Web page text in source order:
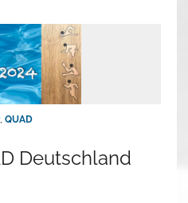
, QUAD
Deutschland